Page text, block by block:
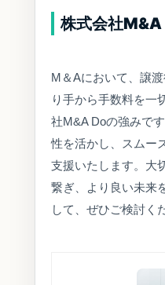
株式会社
M＆Aにおいて、譲
り手から手数料を一
社M&A Doの強みで
性を活かし、スムー
支援いたします。大
繋ぎ、より良い未来
して、ぜひご検討く